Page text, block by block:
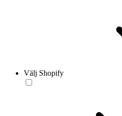
Välj Shopify